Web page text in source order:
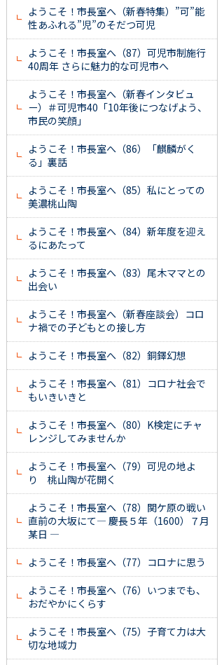
ようこそ！市長室へ（新春特集）”可”能
性あふれる”児”のそだつ可児
ようこそ！市長室へ（87）可児市制施行
40周年 さらに魅力的な可児市へ
ようこそ！市長室へ（新春インタビュ
ー）＃可児市40「10年後につなげよう、
市民の笑顔」
ようこそ！市長室へ（86）「麒麟がく
る」裏話
ようこそ！市長室へ（85）私にとっての
美濃桃山陶
ようこそ！市長室へ（84）新年度を迎え
るにあたって
ようこそ！市長室へ（83）尾木ママとの
出会い
ようこそ！市長室へ（新春座談会）コロ
ナ禍での子どもとの接し方
ようこそ！市長室へ（82）銅鐸幻想
ようこそ！市長室へ（81）コロナ社会で
もいきいきと
ようこそ！市長室へ（80）K検定にチャ
レンジしてみませんか
ようこそ！市長室へ（79）可児の地よ
り 桃山陶が花開く
ようこそ！市長室へ（78）関ケ原の戦い
直前の大坂にて― 慶長５年（1600）７月
某日 ―
ようこそ！市長室へ（77）コロナに思う
ようこそ！市長室へ（76）いつまでも、
おだやかにくらす
ようこそ！市長室へ（75）子育て力は大
切な地域力